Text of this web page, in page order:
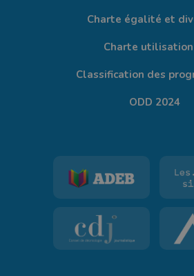
Charte égalité et
Charte
Classification des
ODD 2024